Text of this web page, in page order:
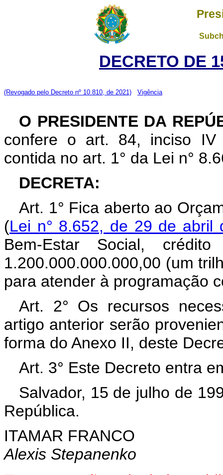
DECRETO DE
(Revogado pelo Decreto nº 10.810, de 2021) Vigência
O PRESIDENTE DA
confere o art. 84, inciso IV
contida no art. 1° da Lei n°
DECRETA:
Art. 1° Fica aberto ao
(Lei n° 8.652, de 29 de abril
Bem-Estar Social,
1.200.000.000.000,00 (um
para atender à programação
Art. 2° Os recursos
artigo anterior serão
forma do Anexo II, deste
Art. 3° Este Decreto entra
Salvador, 15 de julho de
República.
ITAMAR FRANCO
Alexis Stepanenko